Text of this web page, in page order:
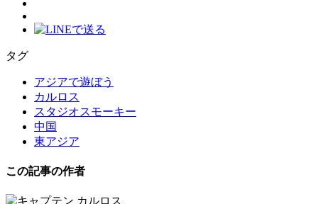
タグ
アジアで遊ぼう
カルロス
スタジオスモーキー
中国
東アジア
この記事の作者